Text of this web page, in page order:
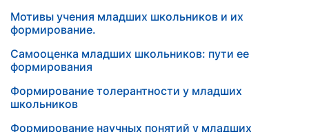
Мотивы учения младших школьников и их
формирование.
Самооценка младших школьников: пути ее
формирования
Формирование толерантности у младших
школьников
Формирование научных понятий у младших